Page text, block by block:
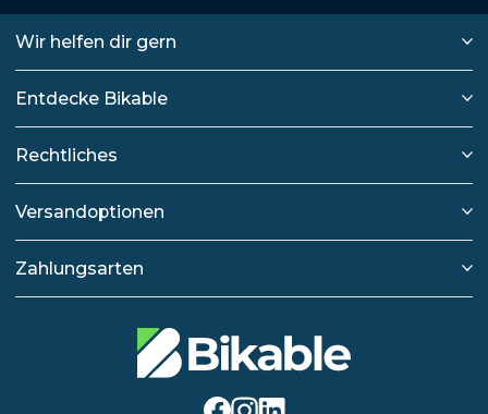
Wir helfen dir gern
Entdecke Bikable
Rechtliches
Versandoptionen
Zahlungsarten